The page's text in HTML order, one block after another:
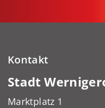
Kontakt
Stadt
Marktplatz 1